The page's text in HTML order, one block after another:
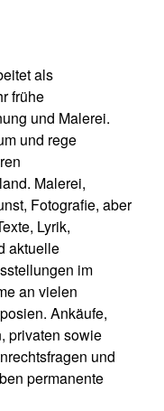
als
frühe
und Malerei.
und rege
Malerei,
Fotografie, aber
Lyrik,
aktuelle
im
an vielen
Ankäufe,
privaten sowie
und
permanente